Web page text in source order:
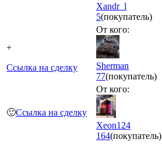
Xandr_l
5(покупатель)
+
Ссылка на сделку
От кого:
Sherman
77(покупатель)
🙂Ссылка на сделку
От кого:
Xeon124
164(покупатель)